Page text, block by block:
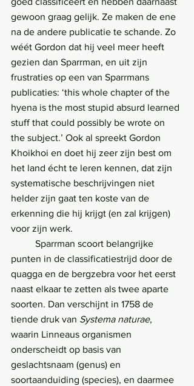
gewoon graag gelijk. Ze maken de ene
na de andere publicatie te schande. Zo
wéét Gordon dat hij veel meer heeft
gezien dan Sparrman, en uit zijn
frustraties op een van Sparrmans
publicaties: ‘this whole chapter of the
hyena is the most stupid absurd learned
stuff that could possibly be wrote on
the subject.’ Ook al spreekt Gordon
Khoikhoi en doet hij zeer zijn best om
het land écht te leren kennen, dat zijn
systematische beschrijvingen niet
helder zijn gaat ten koste van de
erkenning die hij krijgt (en zal krijgen)
voor zijn werk.
punten in de classificatiestrijd door de
quagga en de bergzebra voor het eerst
naast elkaar te zetten als twee aparte
soorten. Dan verschijnt in 1758 de
tiende druk van Systema naturae,
waarin Linneaus organismen
onderscheidt op basis van
geslachtsnaam (genus) en
soortaanduiding (species), en daarmee